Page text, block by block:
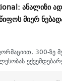
ანალიზი
მიერ
300-ზე